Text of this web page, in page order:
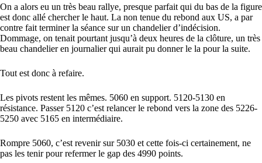
On a alors eu un très beau rallye, presque parfait qui du bas de la figure
est donc allé chercher le haut. La non tenue du rebond aux US, a par
contre fait terminer la séance sur un chandelier d’indécision.
Dommage, on tenait pourtant jusqu’à deux heures de la clôture, un très
beau chandelier en journalier qui aurait pu donner le la pour la suite.
Tout est donc à refaire.
Les pivots restent les mêmes. 5060 en support. 5120-5130 en
résistance. Passer 5120 c’est relancer le rebond vers la zone des 5226-
5250 avec 5165 en intermédiaire.
Rompre 5060, c’est revenir sur 5030 et cette fois-ci certainement, ne
pas les tenir pour refermer le gap des 4990 points.